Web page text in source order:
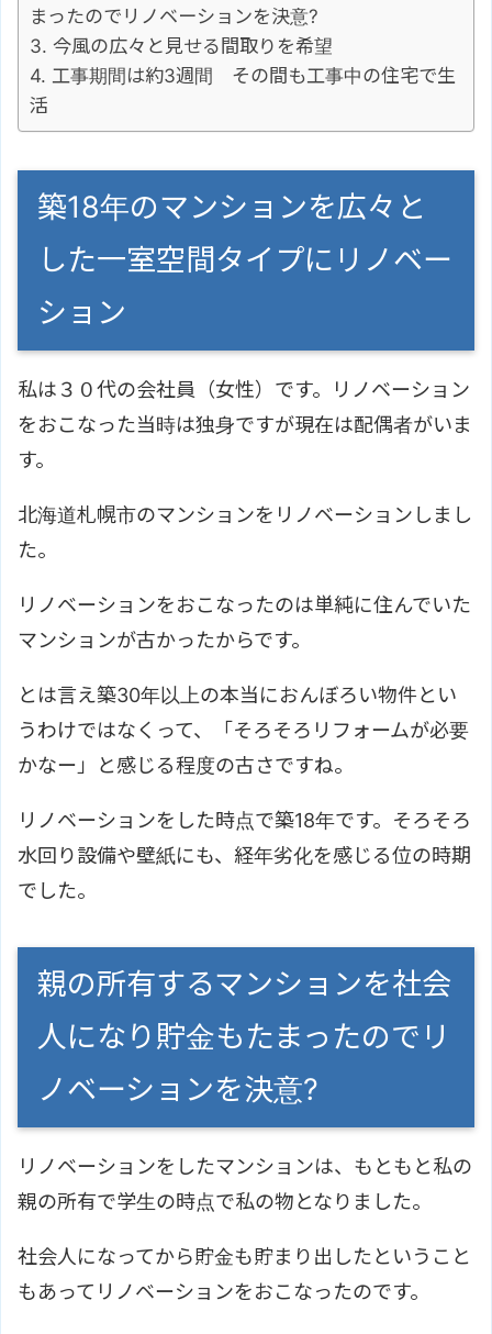
まったのでリノベーションを決意?
今風の広々と見せる間取りを希望
工事期間は約3週間 その間も工事中の住宅で生
活
築18年のマンションを広々と
した一室空間タイプにリノベー
ション
私は３０代の会社員（女性）です。リノベーション
をおこなった当時は独身ですが現在は配偶者がいま
す。
北海道札幌市のマンションをリノベーションしまし
た。
リノベーションをおこなったのは単純に住んでいた
マンションが古かったからです。
とは言え築30年以上の本当におんぼろい物件とい
うわけではなくって、「そろそろリフォームが必要
かなー」と感じる程度の古さですね。
リノベーションをした時点で築18年です。そろそろ
水回り設備や壁紙にも、経年劣化を感じる位の時期
でした。
親の所有するマンションを社会
人になり貯金もたまったのでリ
ノベーションを決意?
リノベーションをしたマンションは、もともと私の
親の所有で学生の時点で私の物となりました。
社会人になってから貯金も貯まり出したということ
もあってリノベーションをおこなったのです。